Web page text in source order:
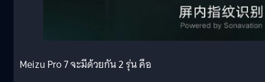
Meizu Pro 7 จะมีด้วยกัน 2 รุ่น คือ